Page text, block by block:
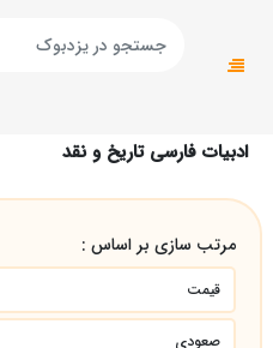
صفحه اصلی
ادبیات فارسی تاریخ و نقد
مرتب سازی بر اساس :